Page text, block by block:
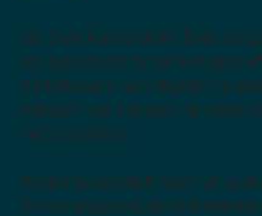
Die Damen am anderen Ende der
vor lauter deutscher Servicewüste
Sie teilten uns nach Abgleich der
vorliegen und sich alles nur etwas
noch bekommen.
Bei der Gelegenheit haben wir
Scheck umgestellt, da wir